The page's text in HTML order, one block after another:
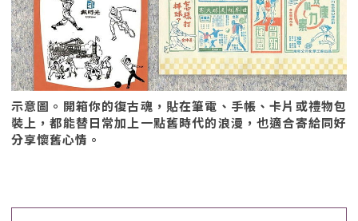
示意圖。開箱你的復古魂，貼在筆電、手帳、卡片或禮物包
裝上，都能替日常加上一點舊時代的浪漫，也適合寄給同好
分享懷舊心情。